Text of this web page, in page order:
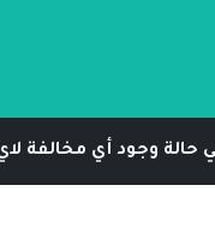
وجود أي مخالفة